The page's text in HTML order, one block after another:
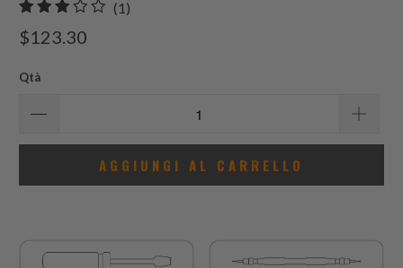
(1)
$123.30
Qtà
AGGIUNGI AL CARRELLO